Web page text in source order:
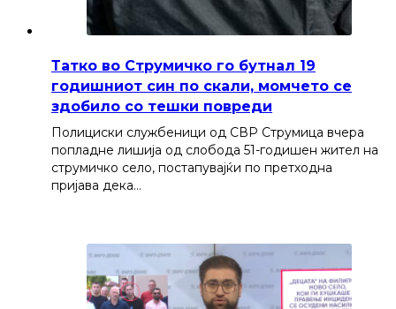
Татко во Струмичко го бутнал 19
годишниот син по скали, момчето се
здобило со тешки повреди
Полициски службеници од СВР Струмица вчера
попладне лишија од слобода 51-годишен жител на
струмичко село, постапувајќи по претходна
пријава дека…